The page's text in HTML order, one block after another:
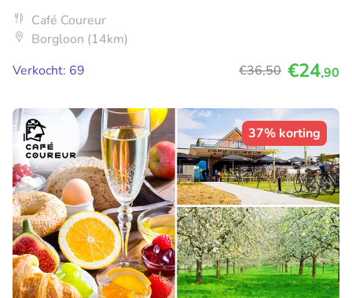
Café Coureur
Borgloon (14km)
Verkocht: 69
€36,50 €24,90
37% korting